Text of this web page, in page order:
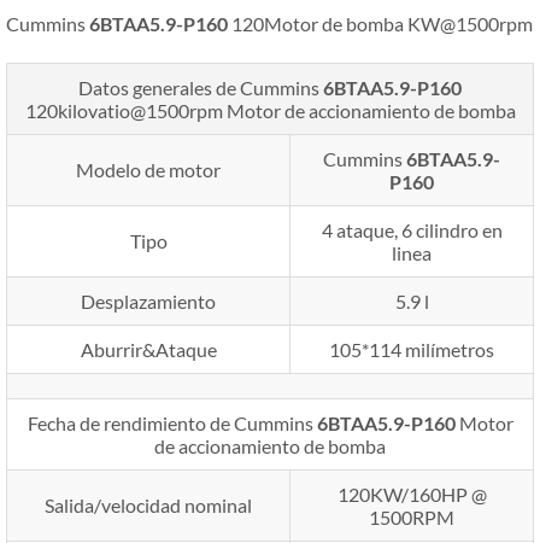
Cummins6BTAA5.9-P160 120Motor de bomba KW@1500rpm
Datos generales de Cummins6BTAA5.9-P160
120kilovatio@1500rpm Motor de accionamiento de bomba
Modelo de motor Cummins6BTAA5.9-
P160
Tipo
4 ataque, 6 cilindro en
linea
Desplazamiento 5.9 l
Aburrir&Ataque 105*114 milímetros
Fecha de rendimiento de Cummins6BTAA5.9-P160 Motor
de accionamiento de bomba
Salida/velocidad nominal
120KW/160HP @
1500RPM